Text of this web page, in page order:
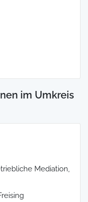
im Umkreis
Mediation,